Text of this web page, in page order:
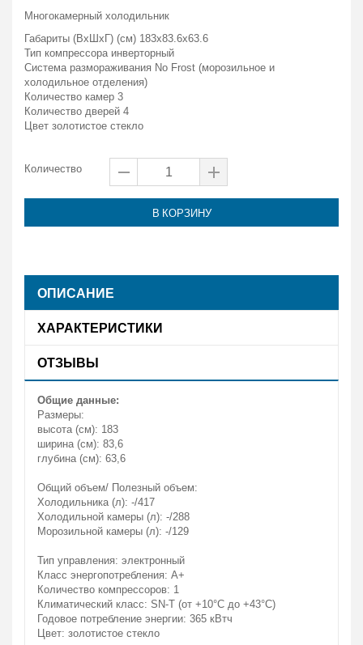
Многокамерный холодильник
Габариты (ВxШxГ) (см) 183x83.6x63.6
Тип компрессора инверторный
Система размораживания No Frost (морозильное и
холодильное отделения)
Количество камер 3
Количество дверей 4
Цвет золотистое стекло
Количество
В КОРЗИНУ
ОПИСАНИЕ
ХАРАКТЕРИСТИКИ
ОТЗЫВЫ
Общие данные:
Размеры:
высота (см): 183
ширина (см): 83,6
глубина (см): 63,6
Общий объем/ Полезный объем:
Холодильника (л): -/417
Холодильной камеры (л): -/288
Морозильной камеры (л): -/129
Тип управления: электронный
Класс энергопотребления: A+
Количество компрессоров: 1
Климатический класс: SN-T (от +10°С до +43°С)
Годовое потребление энергии: 365 кВтч
Цвет: золотистое стекло